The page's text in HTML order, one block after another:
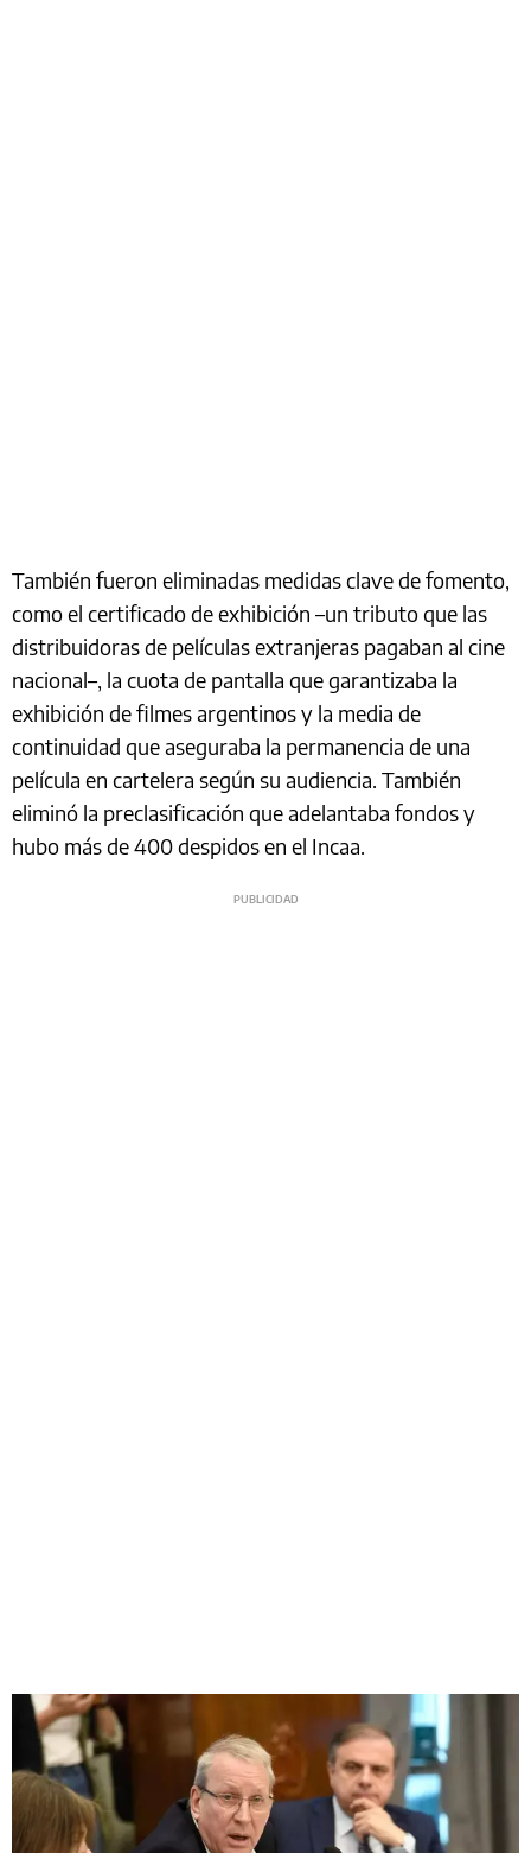
También fueron eliminadas medidas clave de fomento,
como el certificado de exhibición –un tributo que las
distribuidoras de películas extranjeras pagaban al cine
nacional–, la cuota de pantalla que garantizaba la
exhibición de filmes argentinos y la media de
continuidad que aseguraba la permanencia de una
película en cartelera según su audiencia. También
eliminó la preclasificación que adelantaba fondos y
hubo más de 400 despidos en el Incaa.